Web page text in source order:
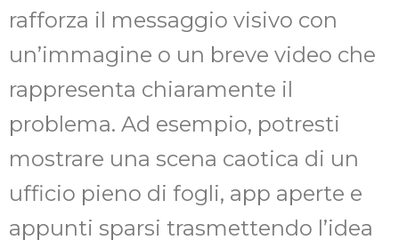
rafforza il messaggio visivo con
un’immagine o un breve video che
rappresenta chiaramente il
problema. Ad esempio, potresti
mostrare una scena caotica di un
ufficio pieno di fogli, app aperte e
appunti sparsi trasmettendo l’idea